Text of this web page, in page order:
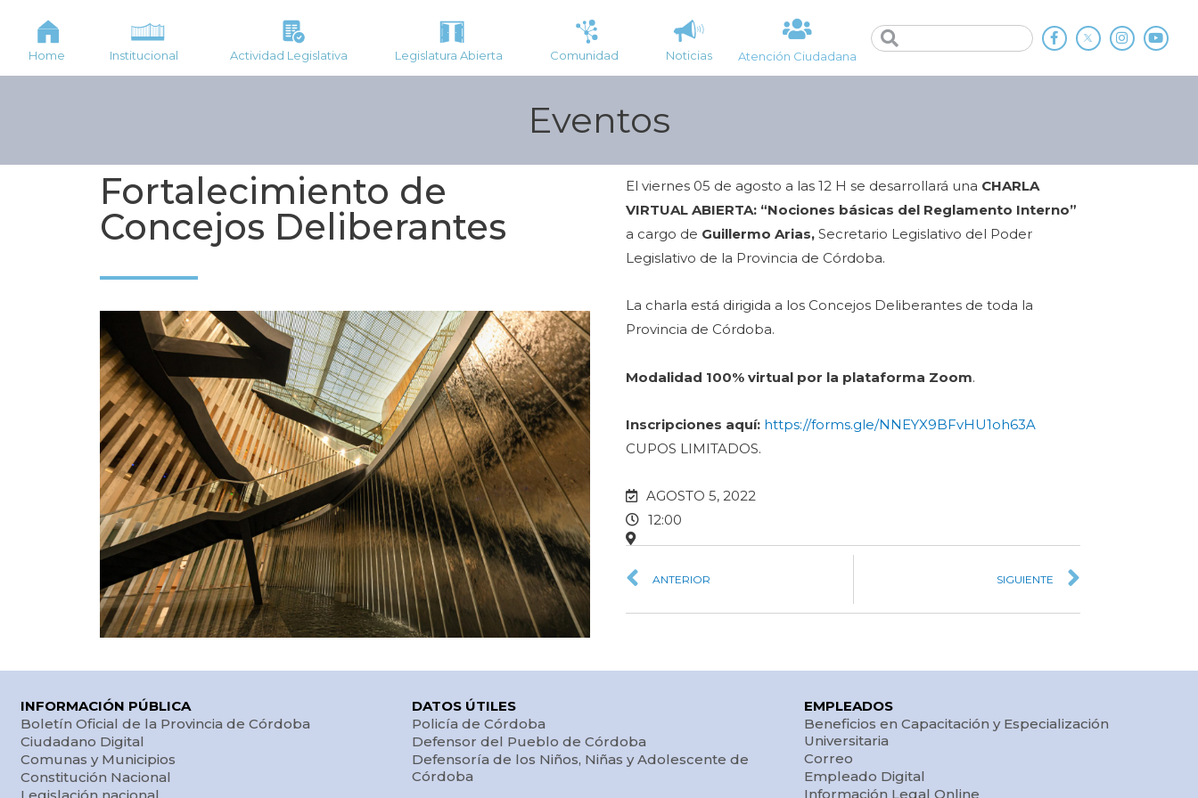
Home Institucional Actividad Legislativa Legislatura Abierta Comunidad Noticias Atención Ciudadana
Eventos
Fortalecimiento de
Concejos Deliberantes
El viernes 05 de agosto a las 12 H se desarrollará una CHARLA
VIRTUAL ABIERTA: “Nociones básicas del Reglamento Interno”
a cargo de Guillermo Arias, Secretario Legislativo del Poder
Legislativo de la Provincia de Córdoba.
La charla está dirigida a los Concejos Deliberantes de toda la
Provincia de Córdoba.
Modalidad 100% virtual por la plataforma Zoom.
Inscripciones aquí: https://forms.gle/NNEYX9BFvHU1oh63A
CUPOS LIMITADOS.
AGOSTO 5, 2022
12:00
ANTERIOR SIGUIENTE
INFORMACIÓN PÚBLICA
Boletín Oficial de la Provincia de Córdoba
Ciudadano Digital
Comunas y Municipios
Constitución Nacional
Legislación nacional
DATOS ÚTILES
Policía de Córdoba
Defensor del Pueblo de Córdoba
Defensoría de los Niños, Niñas y Adolescente de
Córdoba
EMPLEADOS
Beneficios en Capacitación y Especialización
Universitaria
Correo
Empleado Digital
Información Legal Online